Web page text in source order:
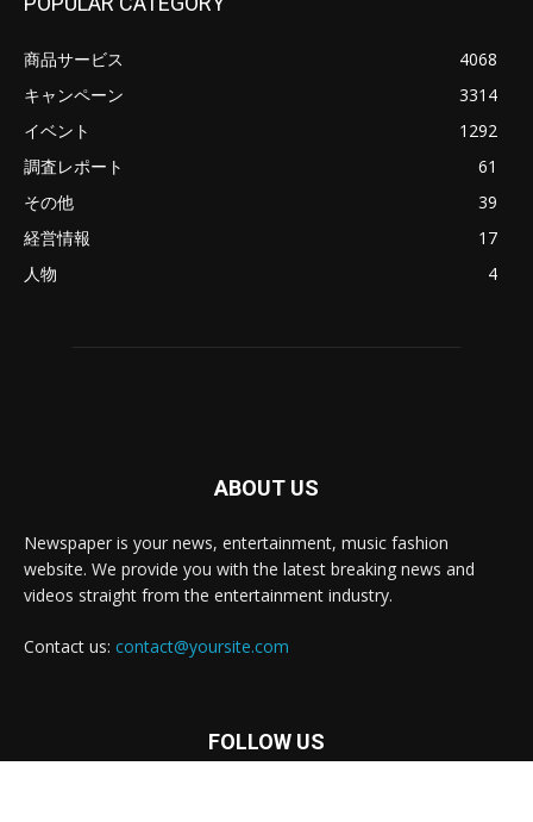
商品サービス
4068
キャンペーン
3314
イベント
1292
調査レポート
61
その他
39
経営情報
17
人物
4
ABOUT US
Newspaper is your news, entertainment, music fashion
website. We provide you with the latest breaking news and
videos straight from the entertainment industry.
Contact us: contact@yoursite.com
FOLLOW US